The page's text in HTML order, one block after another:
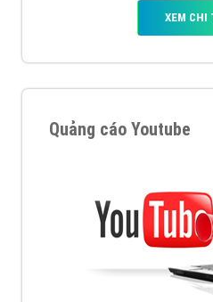
XEM CHI
Quảng cáo Youtube